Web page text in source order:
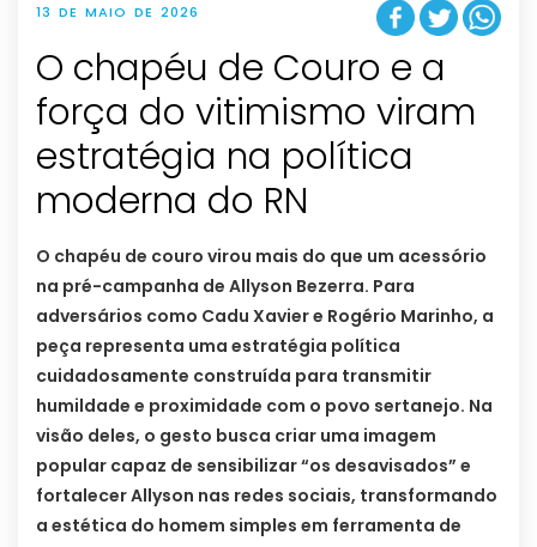
13 DE MAIO DE 2026
O chapéu de Couro e a
força do vitimismo viram
estratégia na política
moderna do RN
O chapéu de couro virou mais do que um acessório
na pré-campanha de Allyson Bezerra. Para
adversários como Cadu Xavier e Rogério Marinho, a
peça representa uma estratégia política
cuidadosamente construída para transmitir
humildade e proximidade com o povo sertanejo. Na
visão deles, o gesto busca criar uma imagem
popular capaz de sensibilizar “os desavisados” e
fortalecer Allyson nas redes sociais, transformando
a estética do homem simples em ferramenta de